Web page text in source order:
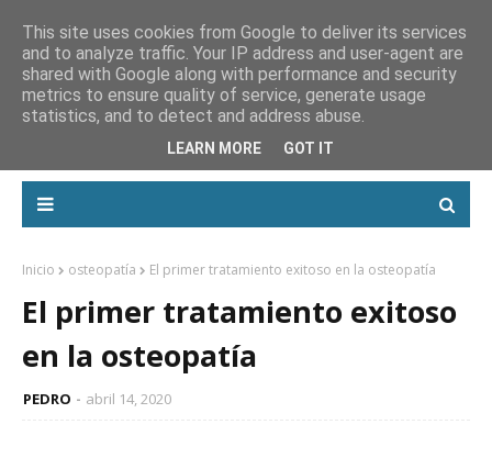
Inicio osteopatía El primer tratamiento exitoso en la osteopatía
El primer tratamiento exitoso
en la osteopatía
PEDRO abril 14, 2020
This site uses cookies from Google to deliver its services
and to analyze traffic. Your IP address and user-agent are
shared with Google along with performance and security
metrics to ensure quality of service, generate usage
statistics, and to detect and address abuse.
LEARN MORE GOT IT